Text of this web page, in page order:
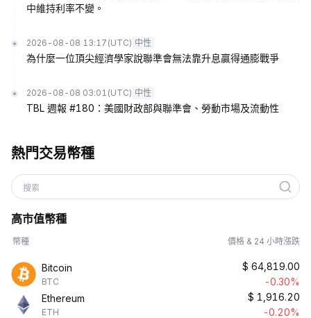
中維持利率不變。
2026-08-08 13:17 (UTC) 中性
為什麼一位頂尖經濟學家說聯準會無法靠升息贏得通膨戰爭
2026-08-08 03:01 (UTC) 中性
TBL 週報 #180：美國財政部與聯準會、勞動市場及流動性
熱門交易幣種
搜索
高市值幣種
幣種 價格 & 24 小時漲跌
Bitcoin
BTC
$ 64,819.00
-0.30%
Ethereum
ETH
$ 1,916.20
-0.20%